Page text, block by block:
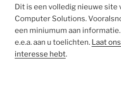
Dit is een volledig nieuwe site
Computer Solutions.
een miniumum aan
e.e.a. aan u toelichten. Laat
interesse hebt.